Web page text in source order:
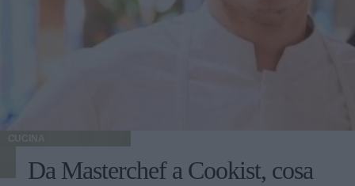
CUCINA
Da Masterchef a Cookist, cosa